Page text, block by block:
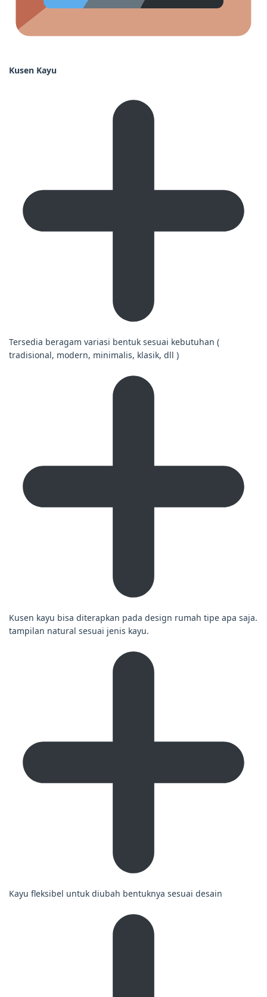
Kusen Kayu
Tersedia beragam variasi bentuk sesuai kebutuhan (
tradisional, modern, minimalis, klasik, dll )
Kusen kayu bisa diterapkan pada design rumah tipe apa saja.
tampilan natural sesuai jenis kayu.
Kayu fleksibel untuk diubah bentuknya sesuai desain